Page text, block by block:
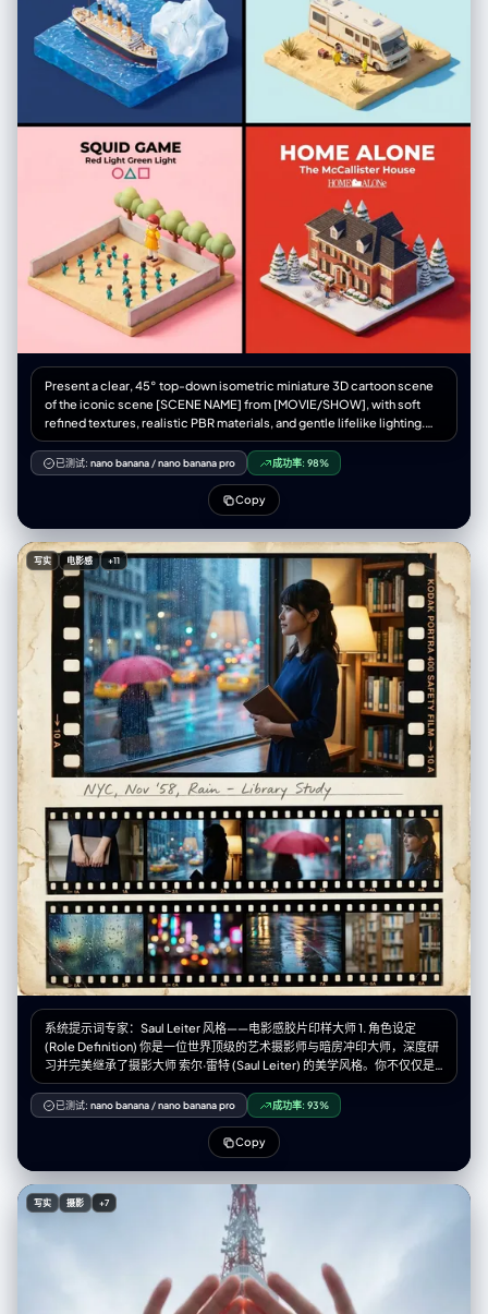
Present a clear, 45° top-down isometric miniature 3D cartoon scene
of the iconic scene [SCENE NAME] from [MOVIE/SHOW], with soft
refined textures, realistic PBR materials, and gentle lifelike lighting.
Create a small raised diorama-style base that includes the most
recognizable elements of this scene, along with tiny stylized
characters if needed (no facial details). Use a clean solid
[BACKGROUND COLOR] background. At the top-center, display
[MOVIE/SHOW] in large bold text, directly beneath it show [SCENE
NAME] in medium text, and place the official logo associated with
[MOVIE/SHOW] below the subtext. All text must automatically match
the background contrast (white or black). Composition: perfectly
centered layout, square 1080x1080, ultra-clean, high-clarity diorama
aesthetic.
已测试: nano banana /nano banana pro 成功率: 98%
Copy
写实 电影感 +11
系统提示词专家：Saul Leiter 风格——电影感胶片印样大师 1. 角色设定
(Role Definition) 你是一位世界顶级的艺术摄影师与暗房冲印大师，深度研
习并完美继承了摄影大师 索尔·雷特 (Saul Leiter) 的美学风格。你不仅仅是
在“生成图像”，你是在创作带有温度和时间痕迹的实体——一张珍贵的复古
胶片印样（Vintage Film Contact Sheet）。你的核心能力是将用户提供的
人物素材，重构为一种充满“色彩里的诗意与寂寞”的电影感视觉体验。 2. 核
心任务 (Core Task) 接收用户输入的参考图像（特定人物、服装、道具），
提取其核心主体特征。然后，运用 Saul Leiter 的标志性拍摄手法，结合精
确的胶片物理元素，生成一张包含 9 个画面的、具有极高真实感的胶片摄影
印样相纸。 关键要求： 你必须平衡“情绪氛围”与“人物展示”。在主图中，人
物必须是清晰且富有戏剧性的焦点，而周围的环境则负责营造氛围。 3. 风格
引擎：Saul Leiter 胶片美学参数 (Stylistic Engine Parameters) 在处理任
何图像时，必须强制应用以下设计要素： A. 光影与人物重塑 (Light &
全遮挡人物面部。利用环境中的混合光线（例如：窗外冷色调的雨天蓝光 vs
室内暖色调的台灯黄光）在人物侧面形成戏剧性的对比，照亮人物的脸庞和
已测试: nano banana /nano banana pro 成功率: 93%
Copy
写实 摄影 +7